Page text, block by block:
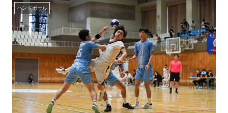
ハンドボール